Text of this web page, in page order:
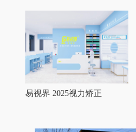
易视界 2025视力矫正